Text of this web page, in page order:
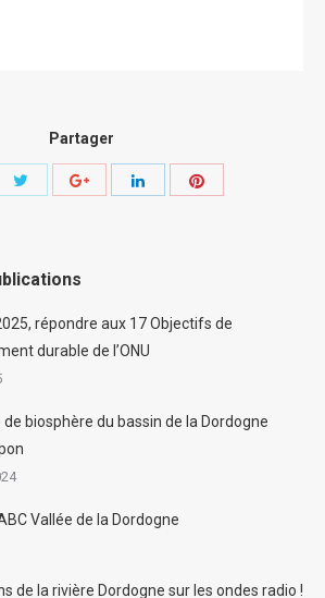
Partager
Share Share
Share
répondre aux 17 Objectifs de
durable de l’ONU
de biosphère du bassin de la Dordogne
Vallée de la Dordogne
de la rivière Dordogne sur les ondes radio !